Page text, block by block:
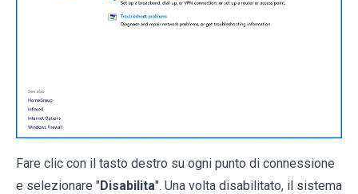
Fare clic con il tasto destro su ogni punto di connessione
e selezionare "Disabilita". Una volta disabilitato, il sistema